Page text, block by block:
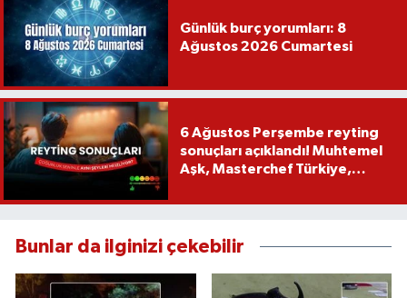
Günlük burç yorumları: 8
Ağustos 2026 Cumartesi
6 Ağustos Perşembe reyting
sonuçları açıklandı! Muhtemel
Aşk, Masterchef Türkiye,
Bunlar da ilginizi çekebilir